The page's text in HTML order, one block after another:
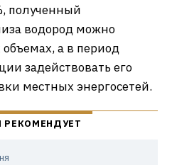
полученный
водород можно
а в период
задействовать его
местных энергосетей.